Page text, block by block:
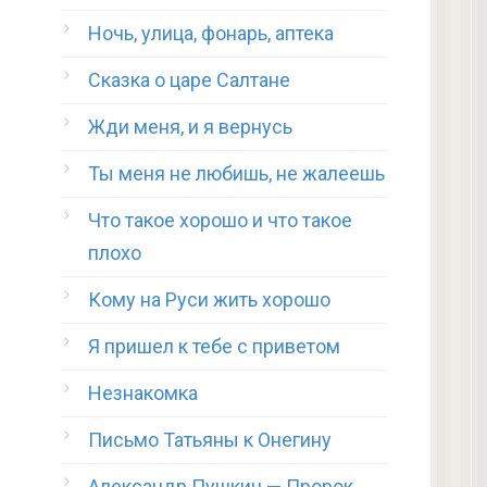
Ночь, улица, фонарь, аптека
Сказка о царе Салтане
Жди меня, и я вернусь
Ты меня не любишь, не жалеешь
Что такое хорошо и что такое
плохо
Кому на Руси жить хорошо
Я пришел к тебе с приветом
Незнакомка
Письмо Татьяны к Онегину